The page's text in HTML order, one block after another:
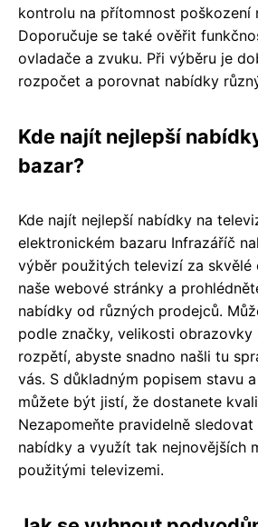
kontrolu na přítomnost poškození
Doporučuje se také ověřit
ovladače a zvuku. Při výběru je
rozpočet a porovnat nabídky
Kde najít nejlepší
bazar?
Kde najít nejlepší nabídky na
elektronickém bazaru Infrazáříč
výběr použitých televizí za skvělé
naše webové stránky a
nabídky od různých prodejců.
podle značky, velikosti obrazovky
rozpětí, abyste snadno našli tu
vás. S důkladným popisem stavu
můžete být jistí, že dostanete
Nezapomeňte pravidelně
nabídky a využít tak nejnovějších
použitými televizemi.